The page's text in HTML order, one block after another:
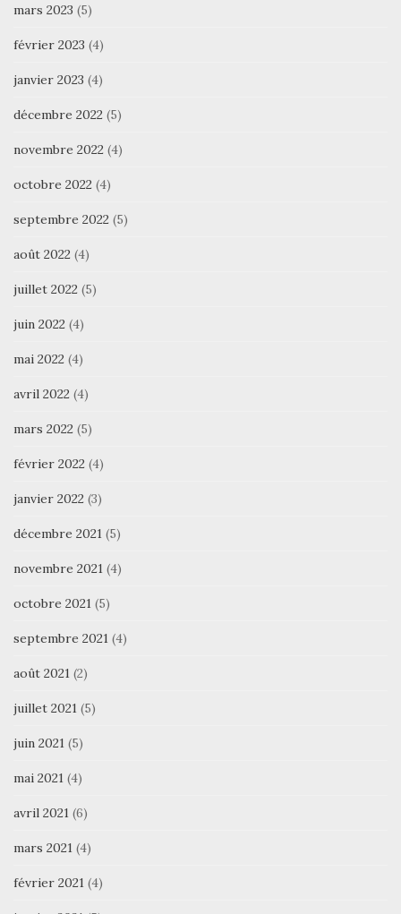
mars 2023 (5)
février 2023 (4)
janvier 2023 (4)
décembre 2022 (5)
novembre 2022 (4)
octobre 2022 (4)
septembre 2022 (5)
août 2022 (4)
juillet 2022 (5)
juin 2022 (4)
mai 2022 (4)
avril 2022 (4)
mars 2022 (5)
février 2022 (4)
janvier 2022 (3)
décembre 2021 (5)
novembre 2021 (4)
octobre 2021 (5)
septembre 2021 (4)
août 2021 (2)
juillet 2021 (5)
juin 2021 (5)
mai 2021 (4)
avril 2021 (6)
mars 2021 (4)
février 2021 (4)